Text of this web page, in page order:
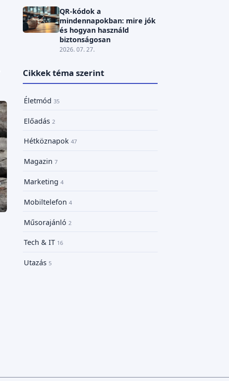
QR-kódok a
mindennapokban: mire jók
és hogyan használd
biztonságosan
2026. 07. 27.
Cikkek téma szerint
Életmód 35
Előadás 2
Hétköznapok 47
Magazin 7
Marketing 4
Mobiltelefon 4
Műsorajánló 2
Tech & IT 16
Utazás 5